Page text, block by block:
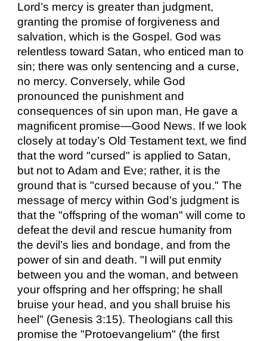
Lord’s mercy is greater than judgment,
granting the promise of forgiveness and
salvation, which is the Gospel. God was
relentless toward Satan, who enticed man to
sin; there was only sentencing and a curse,
no mercy. Conversely, while God
pronounced the punishment and
consequences of sin upon man, He gave a
magnificent promise—Good News. If we look
closely at today’s Old Testament text, we find
that the word "cursed" is applied to Satan,
but not to Adam and Eve; rather, it is the
ground that is "cursed because of you." The
message of mercy within God’s judgment is
that the "offspring of the woman" will come to
defeat the devil and rescue humanity from
the devil’s lies and bondage, and from the
power of sin and death. "I will put enmity
between you and the woman, and between
your offspring and her offspring; he shall
bruise your head, and you shall bruise his
heel" (Genesis 3:15). Theologians call this
promise the "Protoevangelium" (the first